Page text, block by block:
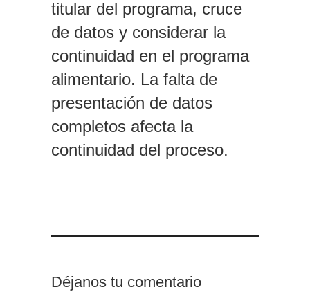
titular del programa, cruce
de datos y considerar la
continuidad en el programa
alimentario. La falta de
presentación de datos
completos afecta la
continuidad del proceso.
Déjanos tu comentario